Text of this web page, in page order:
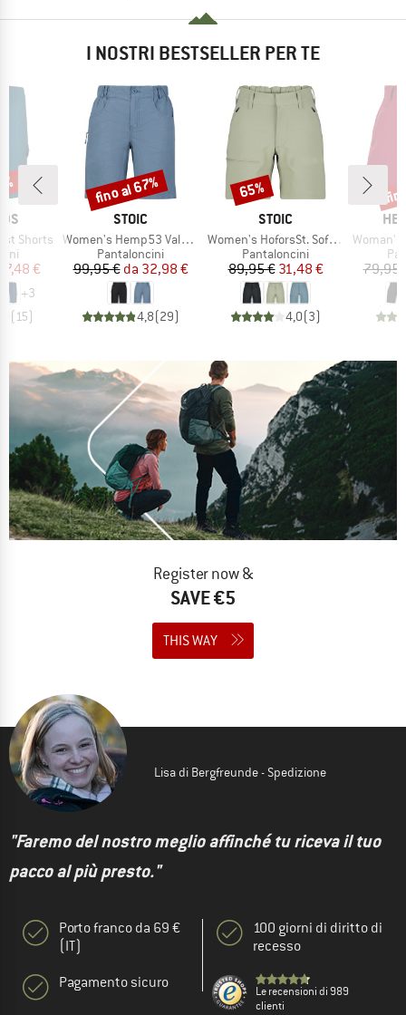
I NOSTRI BESTSELLER PER TE
Shorts
prodotti
ridotto
€
+3
( 15)
MARCHIO
STOIC
Articolo
Women's Hemp53 ValenSt. Shorts
Gruppo di prodotti
Pantaloncini
Prezzo
99,95 € Prezzo ridotto
da 32,98 €
4,8(29)
Sconto
fino al 67%
MARCHIO
STOIC
Articolo
Women's HoforsSt. Softshell Shorts Light
Gruppo di prodotti
Pantaloncini
Prezzo
89,95 €Prezzo ridotto
31,48 €
4,0(3)
Sconto
65%
Articolo
Woman's
79,95
Register now &
SAVE €5
THIS WAY
Lisa di Bergfreunde - Spedizione
"Faremo del nostro meglio affinché tu riceva il tuo
pacco al più presto."
Porto franco da 69 €
(IT)
Pagamento sicuro
100 giorni di diritto di
recesso
Le recensioni di 989
clienti